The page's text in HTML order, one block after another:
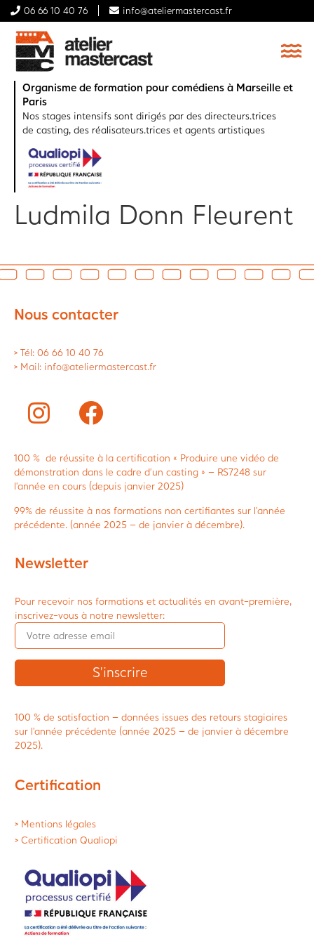
06 66 10 40 76 info@ateliermastercast.fr
Organisme de formation pour comédiens à Marseille et
Paris
Nos stages intensifs sont dirigés par des directeurs.trices
de casting, des réalisateurs.trices et agents artistiques
Ludmila Donn Fleurent
Nous contacter
> Tél: 06 66 10 40 76
> Mail: info@ateliermastercast.fr
100 % de réussite à la certification « Produire une vidéo de
démonstration dans le cadre d’un casting » – RS7248 sur
l’année en cours (depuis janvier 2025)
99% de réussite à nos formations non certifiantes sur l’année
précédente. (année 2025 – de janvier à décembre).
Newsletter
Pour recevoir nos formations et actualités en avant-première,
inscrivez-vous à notre newsletter:
100 % de satisfaction – données issues des retours stagiaires
sur l’année précédente (année 2025 – de janvier à décembre
2025).
Certification
> Mentions légales
> Certification Qualiopi